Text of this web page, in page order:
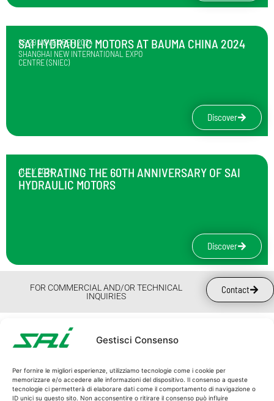
Gestisci Consenso
Per fornire le migliori esperienze, utilizziamo tecnologie come i cookie per
memorizzare e/o accedere alle informazioni del dispositivo. Il consenso a queste
tecnologie ci permetterà di elaborare dati come il comportamento di navigazione o
ID unici su questo sito. Non acconsentire o ritirare il consenso può influire
26-29 NOVEMBER 2024
SAI HYDRAULIC MOTORS AT BAUMA CHINA 2024
SHANGHAI NEW INTERNATIONAL EXPO
CENTRE (SNIEC)
Discover
JULY 2024
CELEBRATING THE 60TH ANNIVERSARY OF SAI
HYDRAULIC MOTORS
Discover
FOR COMMERCIAL AND/OR TECHNICAL
INQUIRIES
Contact
SAI S.p.A.
C.F. and P.I. 00162940365